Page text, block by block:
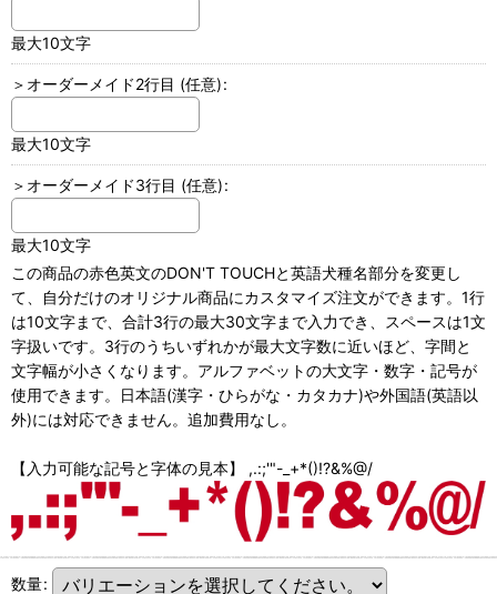
最大10文字
＞オーダーメイド2行目 (任意):
最大10文字
＞オーダーメイド3行目 (任意):
最大10文字
この商品の赤色英文のDON'T TOUCHと英語犬種名部分を変更し
て、自分だけのオリジナル商品にカスタマイズ注文ができます。1行
は10文字まで、合計3行の最大30文字まで入力でき、スペースは1文
字扱いです。3行のうちいずれかが最大文字数に近いほど、字間と
文字幅が小さくなります。アルファベットの大文字・数字・記号が
使用できます。日本語(漢字・ひらがな・カタカナ)や外国語(英語以
外)には対応できません。追加費用なし。
【入力可能な記号と字体の見本】 ,.:;'"-_+*()!?&%@/
数量: